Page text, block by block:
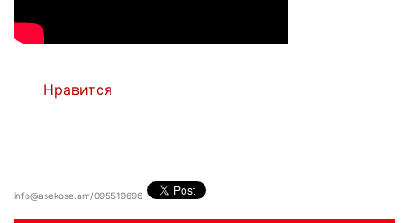
Нравится
info@asekose.am/095519696